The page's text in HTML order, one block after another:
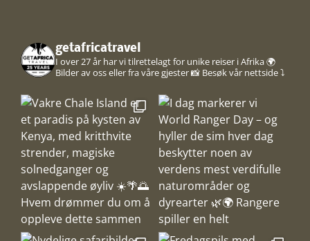
getafricatravel
I over 27 år har vi tilrettelagt for unike reiser i Afrika 🌍
Bilder av oss eller fra våre gjester 📸 Besøk vår nettside ⤵️